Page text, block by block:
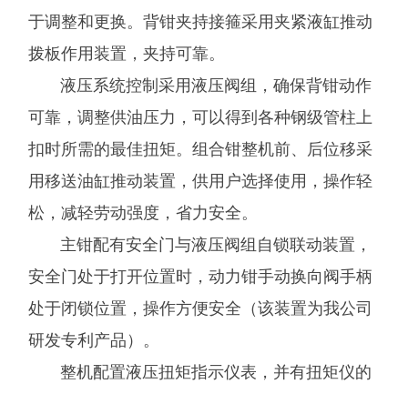
于调整和更换。背钳夹持接箍采用夹紧液缸推动
拨板作用装置，夹持可靠。
液压系统控制采用液压阀组，确保背钳动作
可靠，调整供油压力，可以得到各种钢级管柱上
扣时所需的最佳扭矩。组合钳整机前、后位移采
用移送油缸推动装置，供用户选择使用，操作轻
松，减轻劳动强度，省力安全。
主钳配有安全门与液压阀组自锁联动装置，
安全门处于打开位置时，动力钳手动换向阀手柄
处于闭锁位置，操作方便安全（该装置为我公司
研发专利产品）。
整机配置液压扭矩指示仪表，并有扭矩仪的